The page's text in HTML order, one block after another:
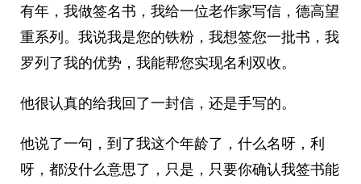
有年，我做签名书，我给一位老作家写信，德高望
重系列。我说我是您的铁粉，我想签您一批书，我
罗列了我的优势，我能帮您实现名利双收。
他很认真的给我回了一封信，还是手写的。
他说了一句，到了我这个年龄了，什么名呀，利
呀，都没什么意思了，只是，只要你确认我签书能